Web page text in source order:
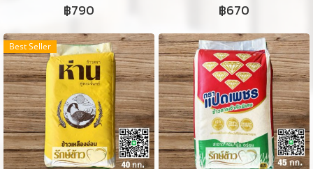
฿790 ฿670
Best Seller